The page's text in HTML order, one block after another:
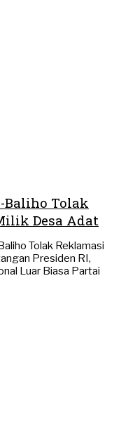
Baliho Tolak
Desa Adat
Tolak Reklamasi
Presiden RI,
Luar Biasa Partai